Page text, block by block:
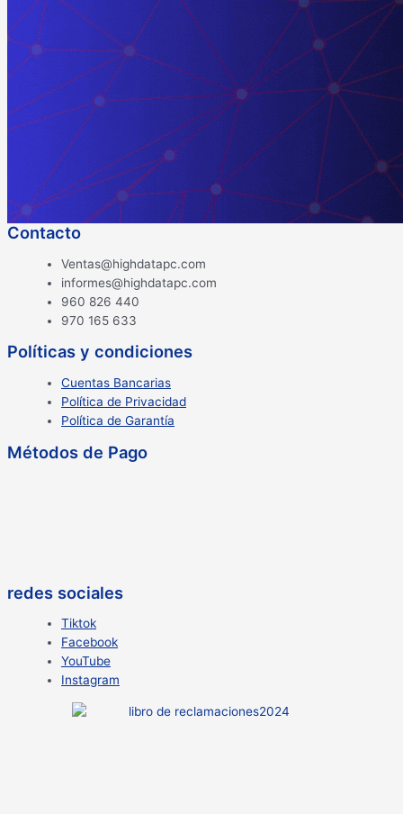
Contacto
Ventas@highdatapc.com
informes@highdatapc.com
960 826 440
970 165 633
Políticas y condiciones
Cuentas Bancarias
Política de Privacidad
Política de Garantía
Métodos de Pago
redes sociales
Tiktok
Facebook
YouTube
Instagram